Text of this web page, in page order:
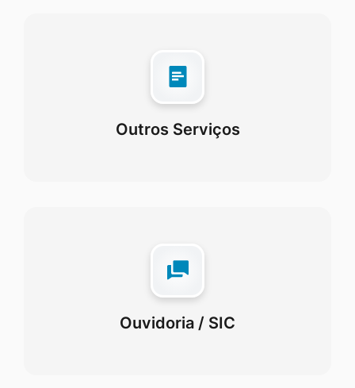
Outros Serviços
Ouvidoria / SIC